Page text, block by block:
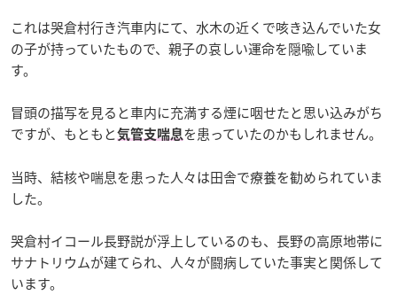
これは哭倉村行き汽車内にて、水木の近くで咳き込んでいた女
の子が持っていたもので、親子の哀しい運命を隠喩していま
す。
冒頭の描写を見ると車内に充満する煙に咽せたと思い込みがち
ですが、もともと気管支喘息を患っていたのかもしれません。
当時、結核や喘息を患った人々は田舎で療養を勧められていま
した。
哭倉村イコール長野説が浮上しているのも、長野の高原地帯に
サナトリウムが建てられ、人々が闘病していた事実と関係して
います。